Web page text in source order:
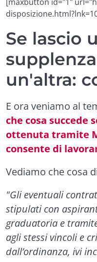
Se lascio
un'altra:
E ora veniamo al
che cosa succede
ottenuta tramite
consente di
Vediamo che cosa
"Gli eventuali
stipulati con
graduatoria e
agli stessi vincoli e
dall’ordinanza, ivi